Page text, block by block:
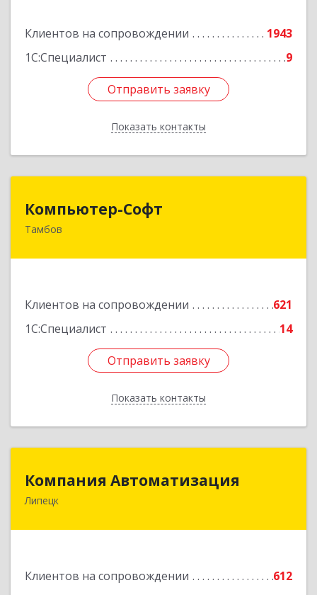
Клиентов на сопровождении
1943
1С:Специалист
9
Отправить заявку
Показать контакты
Отправить заявку
Назад
Компьютер-Софт
Тамбов
Клиентов на сопровождении
621
1С:Специалист
14
Отправить заявку
Показать контакты
392000, Тамбовская обл, Тамбов г, Советская
Отправить заявку
Назад
Компания Автоматизация
Липецк
Клиентов на сопровождении
612
398001, Липецкая обл, Липецк г, Победы пл,